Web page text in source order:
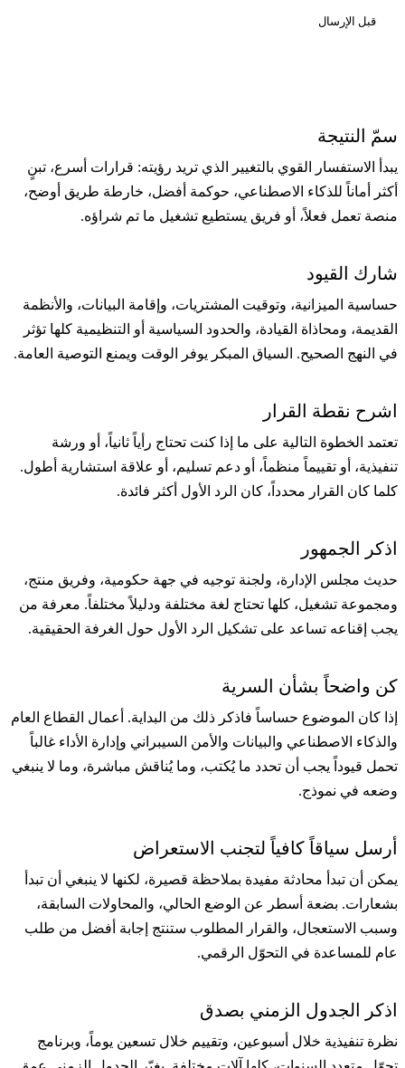
قبل الإرسال
سمّ النتيجة
يبدأ الاستفسار القوي بالتغيير الذي تريد رؤيته: قرارات أسرع، تبنٍ
أكثر أماناً للذكاء الاصطناعي، حوكمة أفضل، خارطة طريق أوضح،
منصة تعمل فعلاً، أو فريق يستطيع تشغيل ما تم شراؤه.
شارك القيود
حساسية الميزانية، وتوقيت المشتريات، وإقامة البيانات، والأنظمة
القديمة، ومحاذاة القيادة، والحدود السياسية أو التنظيمية كلها تؤثر
في النهج الصحيح. السياق المبكر يوفر الوقت ويمنع التوصية العامة.
اشرح نقطة القرار
تعتمد الخطوة التالية على ما إذا كنت تحتاج رأياً ثانياً، أو ورشة
تنفيذية، أو تقييماً منظماً، أو دعم تسليم، أو علاقة استشارية أطول.
كلما كان القرار محدداً، كان الرد الأول أكثر فائدة.
اذكر الجمهور
حديث مجلس الإدارة، ولجنة توجيه في جهة حكومية، وفريق منتج،
ومجموعة تشغيل، كلها تحتاج لغة مختلفة ودليلاً مختلفاً. معرفة من
يجب إقناعه تساعد على تشكيل الرد الأول حول الغرفة الحقيقية.
كن واضحاً بشأن السرية
إذا كان الموضوع حساساً فاذكر ذلك من البداية. أعمال القطاع العام
والذكاء الاصطناعي والبيانات والأمن السيبراني وإدارة الأداء غالباً
تحمل قيوداً يجب أن تحدد ما يُكتب، وما يُناقش مباشرة، وما لا ينبغي
وضعه في نموذج.
أرسل سياقاً كافياً لتجنب الاستعراض
يمكن أن تبدأ محادثة مفيدة بملاحظة قصيرة، لكنها لا ينبغي أن تبدأ
بشعارات. بضعة أسطر عن الوضع الحالي، والمحاولات السابقة،
وسبب الاستعجال، والقرار المطلوب ستنتج إجابة أفضل من طلب
عام للمساعدة في التحوّل الرقمي.
اذكر الجدول الزمني بصدق
نظرة تنفيذية خلال أسبوعين، وتقييم خلال تسعين يوماً، وبرنامج